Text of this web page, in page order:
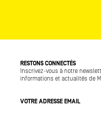
RESTONS CONNECTÉS
Inscrivez-vous à notre
informations et actualités de
VOTRE ADRESSE EMAIL